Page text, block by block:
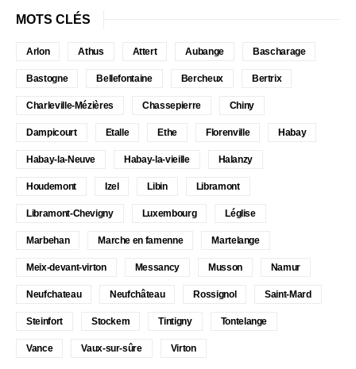
MOTS CLÉS
Arlon Athus Attert Aubange Bascharage
Bastogne Bellefontaine Bercheux Bertrix
Charleville-Mézières Chassepierre Chiny
Dampicourt Etalle Ethe Florenville Habay
Habay-la-Neuve Habay-la-vieille Halanzy
Houdemont Izel Libin Libramont
Libramont-Chevigny Luxembourg Léglise
Marbehan Marche en famenne Martelange
Meix-devant-virton Messancy Musson Namur
Neufchateau Neufchâteau Rossignol Saint-Mard
Steinfort Stockem Tintigny Tontelange
Vance Vaux-sur-sûre Virton